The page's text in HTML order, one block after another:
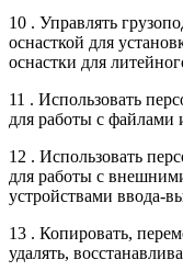
10 . Управлять
оснасткой для
оснастки для
11 . Использовать
для работы с
12 . Использовать
для работы с
устройствами ввода-
13 . Копировать,
удалять,